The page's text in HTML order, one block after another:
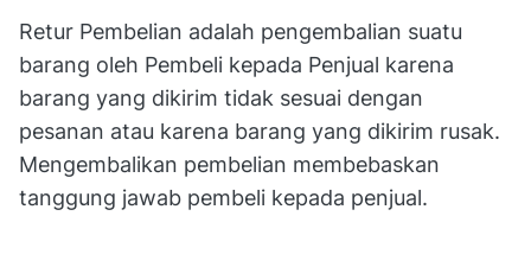
Retur Pembelian adalah pengembalian suatu
barang oleh Pembeli kepada Penjual karena
barang yang dikirim tidak sesuai dengan
pesanan atau karena barang yang dikirim rusak.
Mengembalikan pembelian membebaskan
tanggung jawab pembeli kepada penjual.